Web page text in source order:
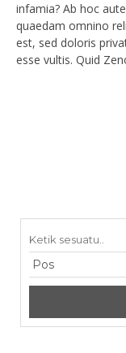
infamia? Ab hoc
quaedam omnino
est, sed doloris
esse vultis. Quid